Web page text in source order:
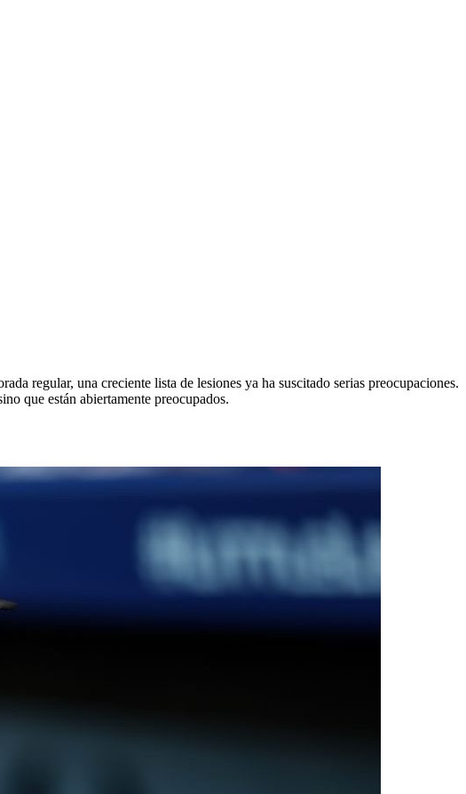
regular, una creciente lista de lesiones ya ha suscitado serias preocupaciones.
que están abiertamente preocupados.